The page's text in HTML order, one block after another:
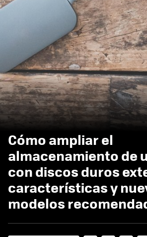
Cómo ampliar el
almacenamiento de
con discos duros
características y
modelos